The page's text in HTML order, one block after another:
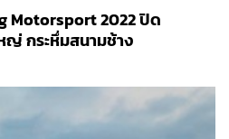
Motorsport 2022 ปิด
ญ่ กระหึ่มสนามช้าง